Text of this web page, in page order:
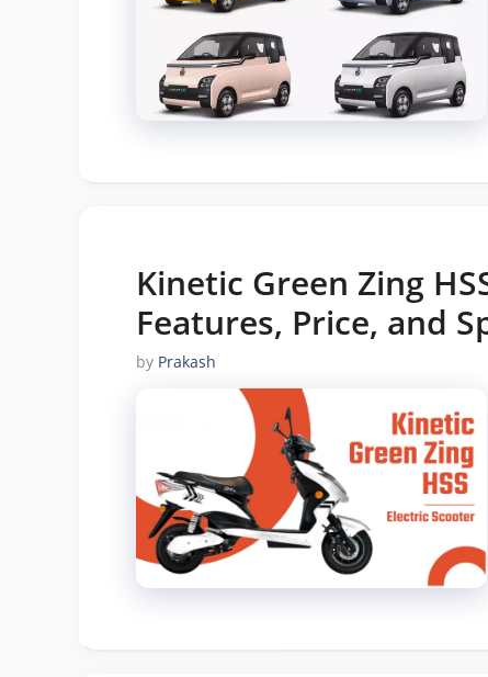
Kinetic Green Zing
Features, Price, and
by Prakash